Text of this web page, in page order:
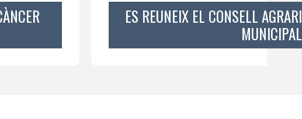
ES REUNEIX EL CONSELL AGRARI
MUNICIPAL